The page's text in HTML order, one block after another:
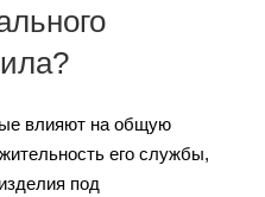
влияют на общую
его службы,
под